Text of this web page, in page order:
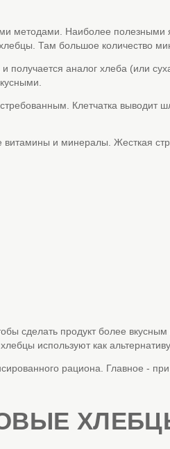
методами. Наиболее полезными
Там большое количество
аналог хлеба (или
Клетчатка выводит
и минералы. Жесткая
сделать продукт более
используют как
рациона. Главное -